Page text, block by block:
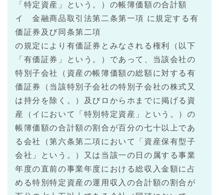
「特定資産」という。）の帳簿価額の合計額
イ 金融商品取引法第二条第一項 に規定する有
価証券及び同条第二項
の規定により有価証券とみなされる権利（以下
「有価証券」という。）であって、当該会社の
特別子会社（資産の帳簿価額の総額に対する有
価証券（当該特別子会社の特別子会社の株式又
は持分を除く。）及びロからホまでに掲げる資
産（イにおいて「特別特定資産」という。）の
帳簿価額の合計額の割合が百分の七十以上であ
る会社（第六条第二項において「資産保有型子
会社」という。）又は当該一の日の属する事業
年度の直前の事業年度における総収入金額に占
める特別特定資産の運用収入の合計額の割合が